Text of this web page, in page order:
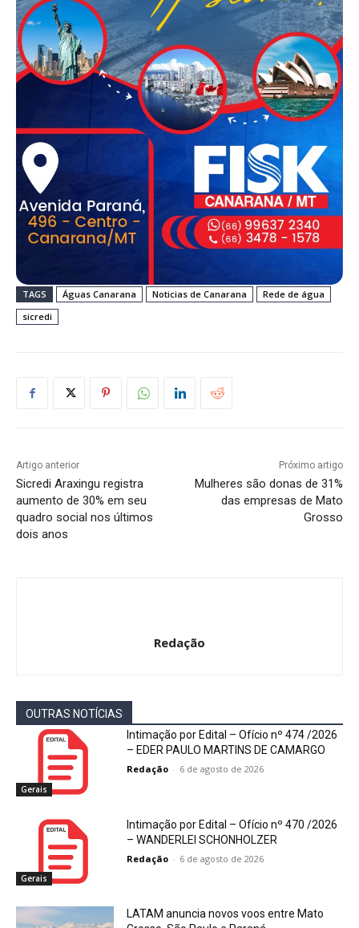
TAGS Águas Canarana Noticias de Canarana
Rede de água
sicredi
Artigo anterior
Sicredi Araxingu registra
aumento de 30% em seu
quadro social nos últimos
dois anos
Próximo artigo
Mulheres são donas de 31%
das empresas de Mato
Grosso
Redação
OUTRAS NOTÍCIAS
Gerais
Intimação por Edital – Ofício nº 474 /2026
– EDER PAULO MARTINS DE CAMARGO
Redação - 6 de agosto de 2026
Gerais
Intimação por Edital – Ofício nº 470 /2026
– WANDERLEI SCHONHOLZER
Redação - 6 de agosto de 2026
LATAM anuncia novos voos entre Mato